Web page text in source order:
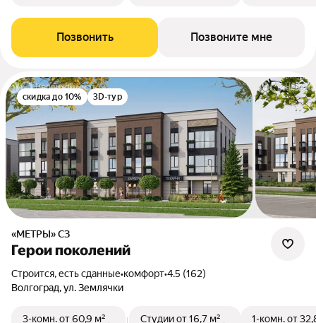
Позвонить Позвоните мне
скидка до 10% 3D-тур
«МЕТРЫ» СЗ
Герои поколений
Строится, есть сданные•комфорт•4.5 (162)
Волгоград, ул. Землячки
3-комн.от 60,9 м² Студииот 16,7 м² 1-комн.от